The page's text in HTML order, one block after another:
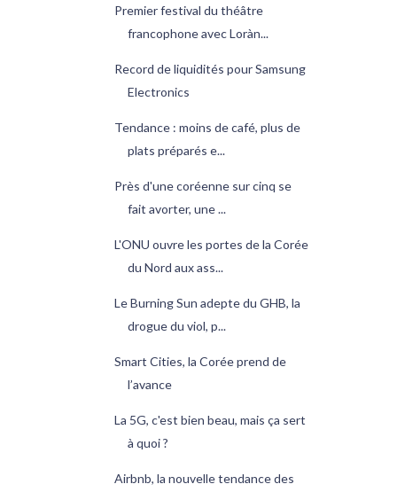
Premier festival du théâtre
francophone avec Loràn...
Record de liquidités pour Samsung
Electronics
Tendance : moins de café, plus de
plats préparés e...
Près d'une coréenne sur cinq se
fait avorter, une ...
L'ONU ouvre les portes de la Corée
du Nord aux ass...
Le Burning Sun adepte du GHB, la
drogue du viol, p...
Smart Cities, la Corée prend de
l’avance
La 5G, c'est bien beau, mais ça sert
à quoi ?
Airbnb, la nouvelle tendance des